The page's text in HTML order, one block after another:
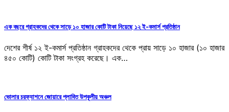
এক বছরে গ্রাহকদের থেকে সাড়ে ১০ হাজার কোটি টাকা নিয়েছে ১২ ই-কমার্স প্রতিষ্ঠান
দেশের শীর্ষ ১২ ই-কমার্স প্রতিষ্ঠান গ্রাহকদের থেকে প্রায় সাড়ে ১০ হাজার (১০ হাজার
৪৫০ কোটি) কোটি টাকা সংগ্রহ করেছে। এক…
ভোলার চরফ্যাশনে জোয়ারে প্লাবিত উপকূলীয় অঞ্চল